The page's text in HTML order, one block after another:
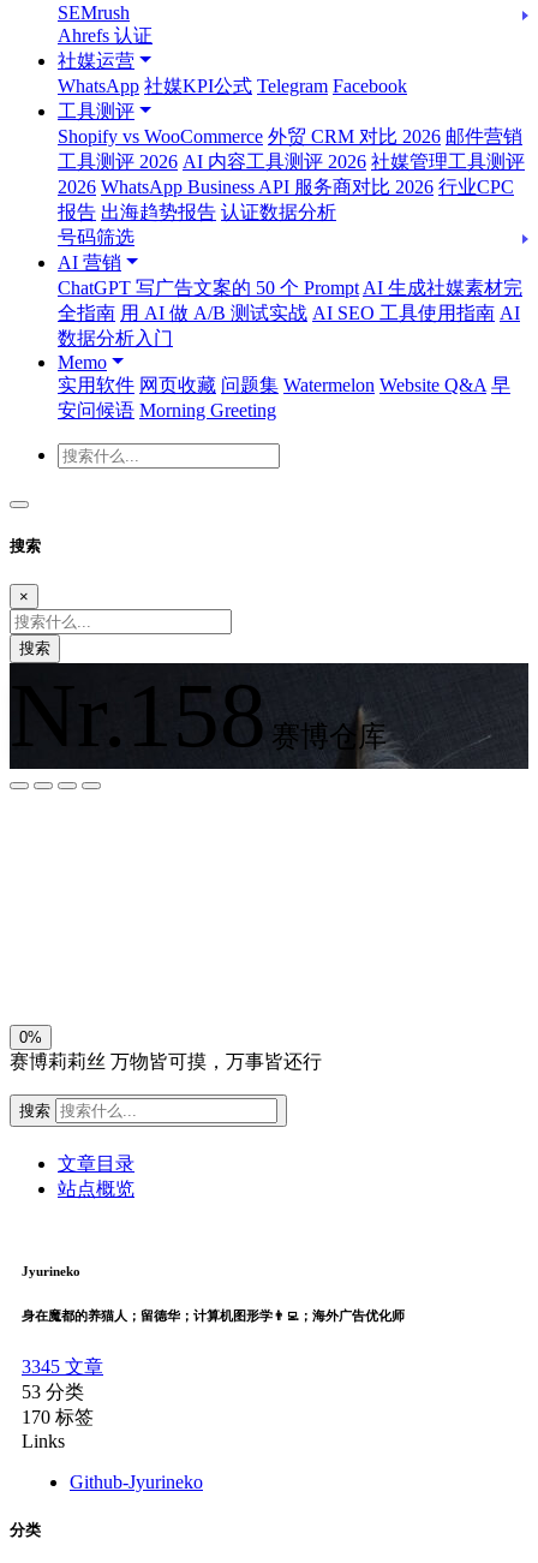
SEMrush
Ahrefs 认证
社媒运营
WhatsApp 社媒KPI公式 Telegram Facebook
工具测评
Shopify vs WooCommerce 外贸 CRM 对比 2026 邮件营销
工具测评 2026 AI 内容工具测评 2026 社媒管理工具测评
2026 WhatsApp Business API 服务商对比 2026 行业CPC
报告 出海趋势报告 认证数据分析
号码筛选
AI 营销
ChatGPT 写广告文案的 50 个 Prompt AI 生成社媒素材完
全指南 用 AI 做 A/B 测试实战 AI SEO 工具使用指南 AI
数据分析入门
Memo
实用软件 网页收藏 问题集 Watermelon Website Q&A 早
安问候语 Morning Greeting
搜索
×
搜索
Nr.158 赛博仓库
0%
赛博莉莉丝 万物皆可摸，万事皆还行
搜索
文章目录
站点概览
Jyurineko
身在魔都的养猫人；留德华；计算机图形学👨‍💻；海外广告优化师
3345 文章
53 分类
170 标签
Links
Github-Jyurineko
分类